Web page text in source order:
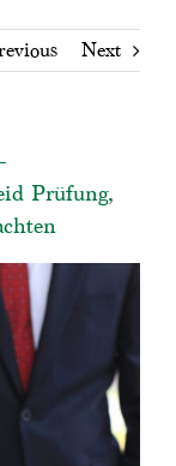
Next
Prüfung,